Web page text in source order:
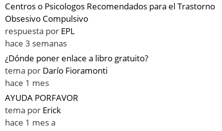
Centros o Psicologos Recomendados para el Trastorno
Obsesivo Compulsivo
respuesta por EPL
hace 3 semanas
¿Dónde poner enlace a libro gratuito?
tema por Darío Fioramonti
hace 1 mes
AYUDA PORFAVOR
tema por Erick
hace 1 mes a